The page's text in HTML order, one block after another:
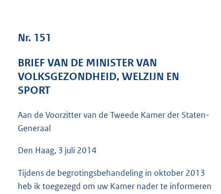
e
:
b
Nr. 151
BRIEF VAN DE MINISTER VAN
VOLKSGEZONDHEID, WELZIJN EN
SPORT
Aan de Voorzitter van de Tweede Kamer der Staten-
Generaal
Den Haag, 3 juli 2014
Tijdens de begrotingsbehandeling in oktober 2013
heb ik toegezegd om uw Kamer nader te informeren